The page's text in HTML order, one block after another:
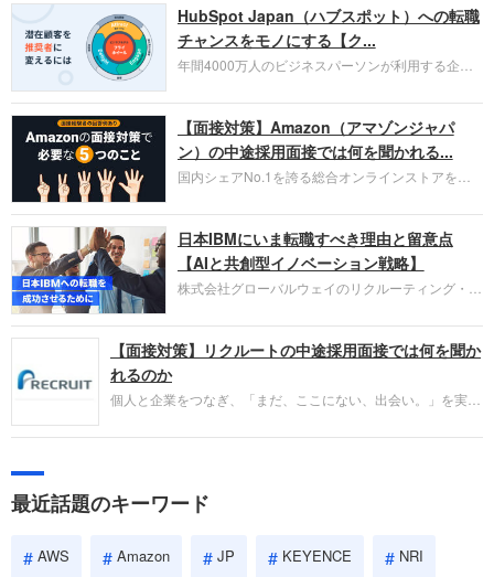
HubSpot Japan（ハブスポット）への転職
チャンスをモノにする【ク...
年間4000万人のビジネスパーソンが利用する企業
お勧めするイチオシ企業をご紹介します。今回はク
ラウド型CRMプラットフォームを提供する
HubSpot Japan（ハブスポット・ジャパン）株式会
社です。採用面接対策の企業研究にご活用くださ
い。
【面接対策】Amazon（アマゾンジャパ
ン）の中途採用面接では何を聞かれる...
国内シェアNo.1を誇る総合オンラインストアを運
圧倒的な存在感を持つAmazon。中途採用面接では
過去の具体的な業務成果やリーダーシップの発揮、
失敗からの学びが重視され、人間性やカルチャーフ
ィットも評価対象となり、長期的に成長できる仲間
であるかを多角的に審査されます。
日本IBMにいま転職すべき理由と留意点
【AIと共創型イノベーション戦略】
株式会社グローバルウェイのリクルーティング・パ
パーソンが利用する企業口コミサイト「キャリコ
ネ」の転職エージェントがお勧めするイチオシ企業
IBMです。採用面接対策の企業研究にご活用くださ
い。
【面接対策】リクルートの中途採用面接では何を聞か
れるのか
個人と企業をつなぎ、「まだ、ここにない、出会い。」を実現
やこれまでの成果を具体的に問われるほか、「人間性」も評価
しょう。
最近話題のキーワード
AWS Amazon JP KEYENCE NRI